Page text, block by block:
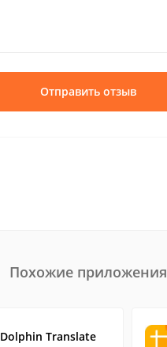
Отправить отзыв
Похожие приложения
Dolphin Translate